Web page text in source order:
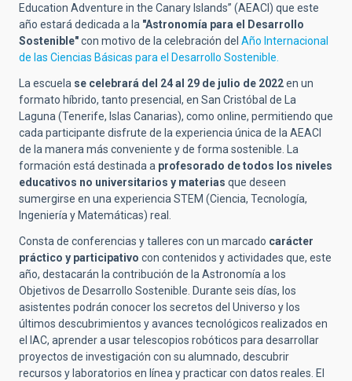
Education Adventure in the Canary Islands” (AEACI) que este
año estará dedicada a la "Astronomía para el Desarrollo
Sostenible"con motivo de la celebración del Año Internacional
de las Ciencias Básicas para el Desarrollo Sostenible.
La escuela se celebrará del 24 al 29 de julio de 2022en un
formato híbrido, tanto presencial, en San Cristóbal de La
Laguna (Tenerife, Islas Canarias), como online, permitiendo que
cada participante disfrute de la experiencia única de la AEACI
de la manera más conveniente y de forma sostenible. La
formación está destinada a profesorado de todos los niveles
educativos no universitarios y materias que deseen
sumergirse en una experiencia STEM (Ciencia, Tecnología,
Ingeniería y Matemáticas) real.
Consta de conferencias y talleres con un marcado carácter
práctico y participativo con contenidos y actividades que, este
año, destacarán la contribución de la Astronomía a los
Objetivos de Desarrollo Sostenible. Durante seis días, los
asistentes podrán conocer los secretos del Universo y los
últimos descubrimientos y avances tecnológicos realizados en
el IAC, aprender a usar telescopios robóticos para desarrollar
proyectos de investigación con su alumnado, descubrir
recursos y laboratorios en línea y practicar con datos reales. El